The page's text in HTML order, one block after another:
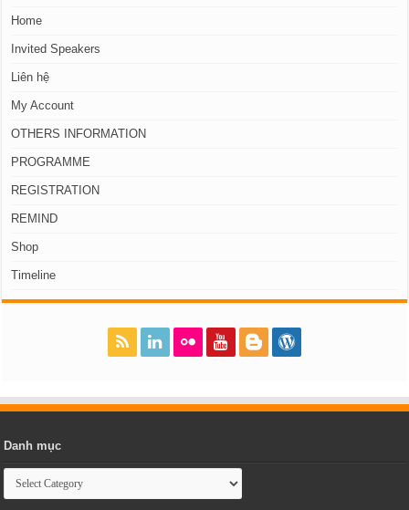
Home
Invited Speakers
Liên hệ
My Account
OTHERS INFORMATION
PROGRAMME
REGISTRATION
REMIND
Shop
Timeline
Danh mục
Danh
mục